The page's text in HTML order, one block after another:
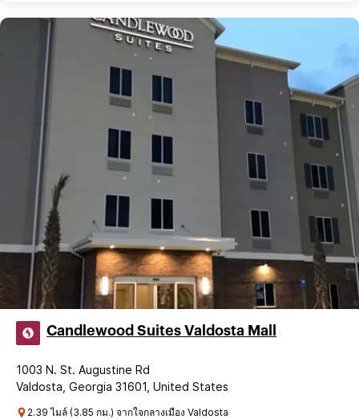
Candlewood Suites Valdosta Mall
1003 N. St. Augustine Rd
Valdosta, Georgia 31601, United States
2.39 ไมล์ (3.85 กม.) จากใจกลางเมือง Valdosta